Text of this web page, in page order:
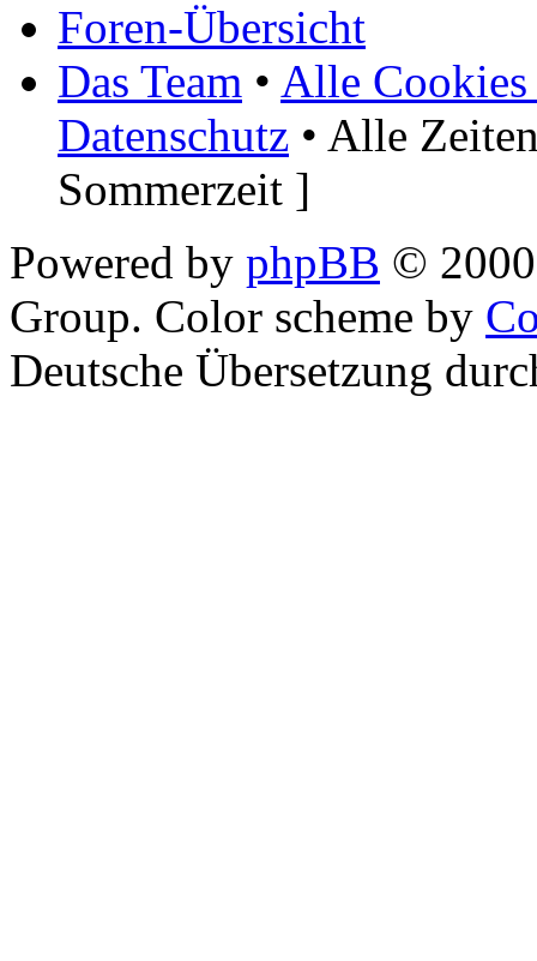
Foren-Übersicht
Das Team • Alle Cookies
Datenschutz • Alle
Sommerzeit ]
Powered by phpBB ©
Group. Color scheme by
Deutsche Übersetzung